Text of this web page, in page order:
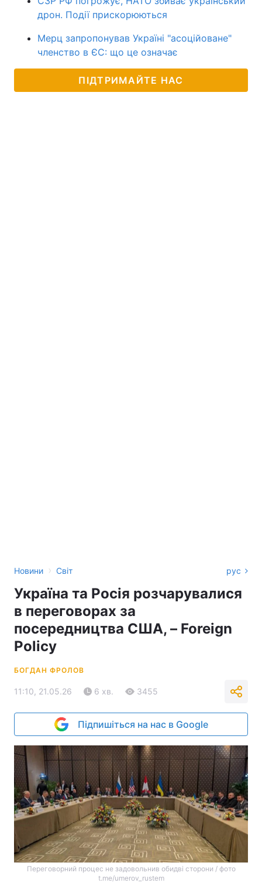
дрон. Події прискорюються
Мерц запропонував Україні "асоційоване"
членство в ЄС: що це означає
ПІДТРИМАЙТЕ НАС
Новини › Світ рус
Україна та Росія розчарувалися
в переговорах за
посередництва США, – Foreign
Policy
БОГДАН ФРОЛОВ
11:10, 21.05.26 6 хв. 3455
Підпишіться на нас в Google
Переговорний процес не задовольнив обидві сторони / фото
t.me/umerov_rustem